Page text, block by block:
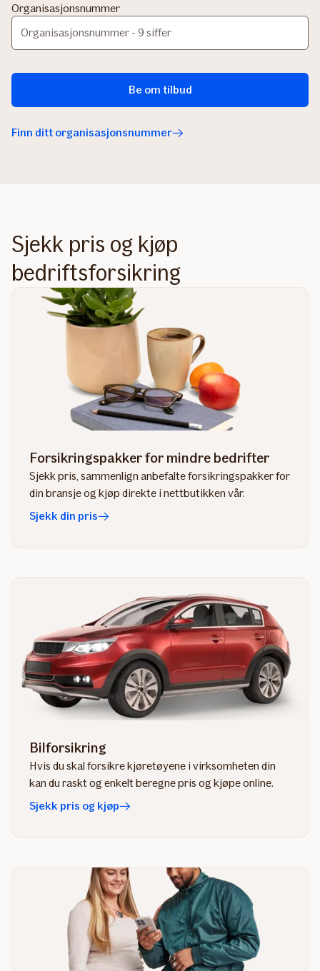
Organisasjonsnummer
Be om tilbud
Finn ditt organisasjonsnummer
Sjekk pris og kjøp
bedriftsforsikring
Forsikringspakker for mindre bedrifter
Sjekk pris, sammenlign anbefalte forsikringspakker for
din bransje og kjøp direkte i nettbutikken vår.
Sjekk din pris
Bilforsikring
Hvis du skal forsikre kjøretøyene i virksomheten din
kan du raskt og enkelt beregne pris og kjøpe online.
Sjekk pris og kjøp